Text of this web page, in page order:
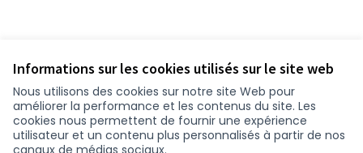
Informations sur les cookies utilisés sur le site web
Nous utilisons des cookies sur notre site Web pour
améliorer la performance et les contenus du site. Les
cookies nous permettent de fournir une expérience
utilisateur et un contenu plus personnalisés à partir de nos
canaux de médias sociaux.
Conditions d'utilisation
Paramètres des cookies
participer.loire-atlantique.fr sur Facebook
participer.loire-atlantique.fr sur Instagram
participer.loire-atlantique.fr sur YouTube